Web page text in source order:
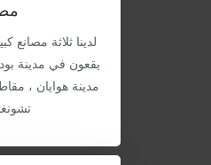
لدينا ثلاثة مصانع
يقعون في مدينة
مدينة هوايان ،